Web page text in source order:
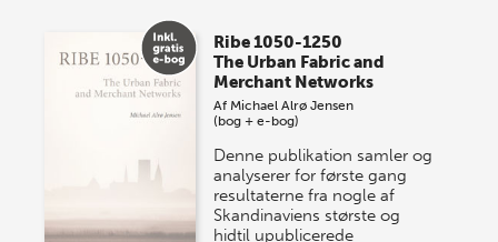
Ribe 1050-1250
The Urban Fabric and
Merchant Networks
Af Michael Alrø Jensen
(bog + e-bog)
Denne publikation samler og
analyserer for første gang
resultaterne fra nogle af
Skandinaviens største og
hidtil upublicerede